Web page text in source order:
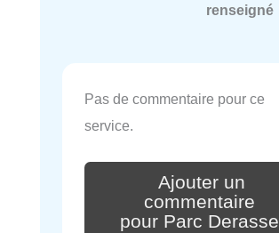
renseigné
Pas de commentaire pour ce
service.
Ajouter un
commentaire
pour Parc Derasse